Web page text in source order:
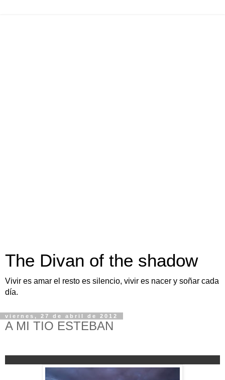
The Divan of the shadow
Vivir es amar el resto es silencio, vivir es nacer y soñar cada
día.
viernes, 27 de abril de 2012
A MI TIO ESTEBAN